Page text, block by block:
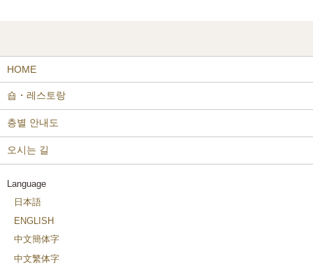
HOME
숍・레스토랑
층별 안내도
오시는 길
Language
日本語
ENGLISH
中文簡体字
中文繁体字